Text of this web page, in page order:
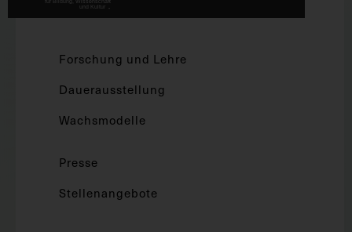
Forschung und Lehre
Dauerausstellung
Wachsmodelle
Presse
Stellenangebote